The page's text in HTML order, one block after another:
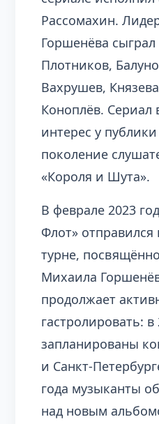
Рассомахин.
Горшенёва
Плотников,
Вахрушев,
Коноплёв. Сериал
интерес у
поколение
«Короля и Шута».
В феврале 2023
Флот»
турне,
Михаила
продолжает
гастролировать: в
запланированы
и Санкт-
года музыканты
над новым